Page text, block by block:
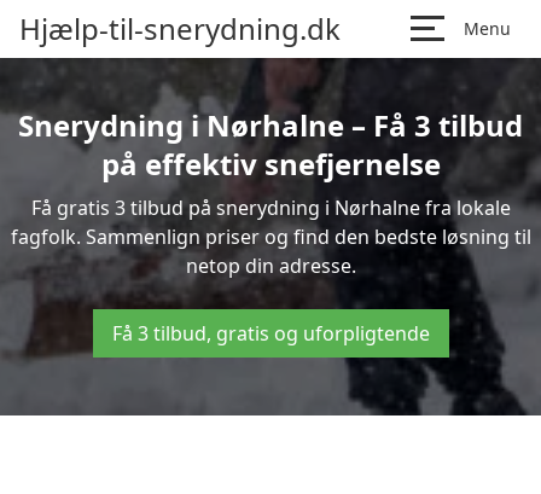
Hjælp-til-snerydning.dk Menu
Snerydning i Nørhalne – Få 3 tilbud
på effektiv snefjernelse
Få gratis 3 tilbud på snerydning i Nørhalne fra lokale
fagfolk. Sammenlign priser og find den bedste løsning til
netop din adresse.
Få 3 tilbud, gratis og uforpligtende